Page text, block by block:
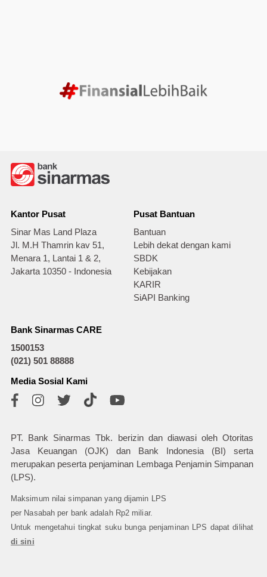
Kantor Pusat
Sinar Mas Land Plaza
Jl. M.H Thamrin kav 51,
Menara 1, Lantai 1 & 2,
Jakarta 10350 - Indonesia
Pusat Bantuan
Bantuan
Lebih dekat dengan kami
SBDK
Kebijakan
KARIR
SiAPI Banking
Bank Sinarmas CARE
1500153
(021) 501 88888
Media Sosial Kami
PT. Bank Sinarmas Tbk. berizin dan diawasi oleh Otoritas
Jasa Keuangan (OJK) dan Bank Indonesia (BI) serta
merupakan peserta penjaminan Lembaga Penjamin Simpanan
(LPS).
Maksimum nilai simpanan yang dijamin LPS
per Nasabah per bank adalah Rp2 miliar.
Untuk mengetahui tingkat suku bunga penjaminan LPS dapat dilihat
di sini